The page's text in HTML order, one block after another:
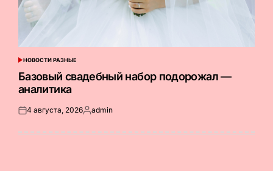
ОПУБЛИКОВАНО
В
НОВОСТИ РАЗНЫЕ
Базовый свадебный набор подорожал —
аналитика
Опубликовано
4 августа, 2026Запись
admin